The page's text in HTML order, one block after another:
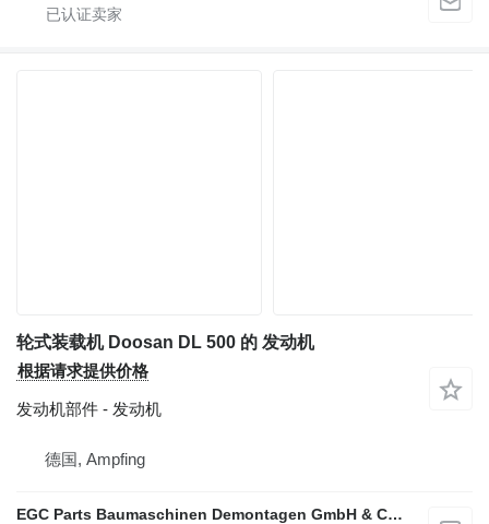
轮式装载机 Doosan DL 500 的 发动机
根据请求提供价格
发动机部件 - 发动机
德国, Ampfing
EGC Parts Baumaschinen Demontagen GmbH & Co. KG